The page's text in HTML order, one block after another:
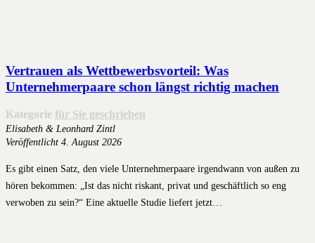
Vertrauen als Wettbewerbsvorteil: Was
Unternehmerpaare schon längst richtig machen
Kategorie für Sie geschrieben
Elisabeth & Leonhard Zintl
Veröffentlicht 4. August 2026
Es gibt einen Satz, den viele Unternehmerpaare irgendwann von außen zu
hören bekommen: „Ist das nicht riskant, privat und geschäftlich so eng
verwoben zu sein?“ Eine aktuelle Studie liefert jetzt…